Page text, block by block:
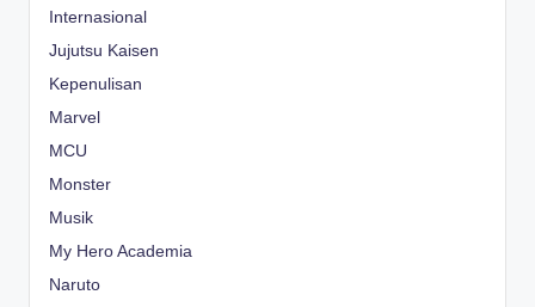
Internasional
Jujutsu Kaisen
Kepenulisan
Marvel
MCU
Monster
Musik
My Hero Academia
Naruto